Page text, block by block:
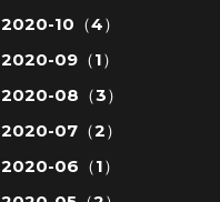
2020-10（4）
2020-09（1）
2020-08（3）
2020-07（2）
2020-06（1）